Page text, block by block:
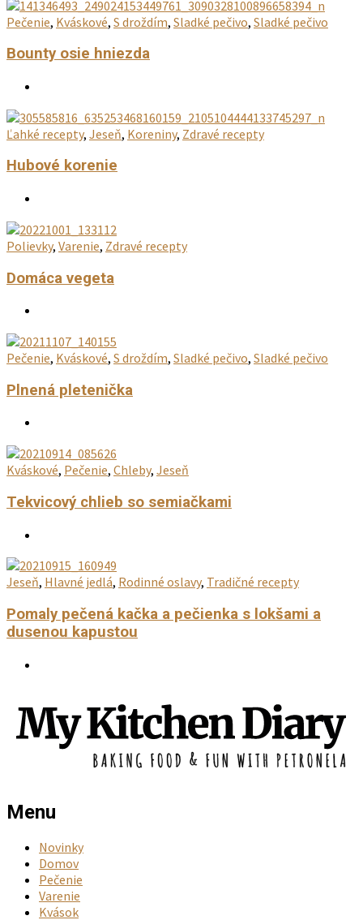
Pečenie, Kváskové, S droždím, Sladké pečivo, Sladké pečivo
Bounty osie hniezda
Ľahké recepty, Jeseň, Koreniny, Zdravé recepty
Hubové korenie
Polievky, Varenie, Zdravé recepty
Domáca vegeta
Pečenie, Kváskové, S droždím, Sladké pečivo, Sladké pečivo
Plnená pletenička
Kváskové, Pečenie, Chleby, Jeseň
Tekvicový chlieb so semiačkami
Jeseň, Hlavné jedlá, Rodinné oslavy, Tradičné recepty
Pomaly pečená kačka a pečienka s lokšami a
dusenou kapustou
Menu
Novinky
Domov
Pečenie
Varenie
Kvások